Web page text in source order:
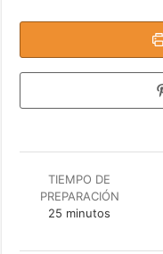
TIEMPO DE
PREPARACIÓN
25 minutos
minutos